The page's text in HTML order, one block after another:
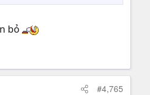
bỏ
#4,765